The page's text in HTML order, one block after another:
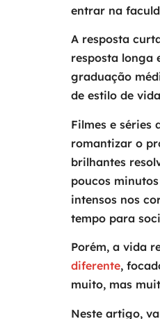
entrar na
A resposta
resposta longa
graduação
de estilo de
Filmes e séries
romantizar o
brilhantes
poucos
intensos nos
tempo para
Porém, a vida
diferente,
muito, mas
Neste artigo,